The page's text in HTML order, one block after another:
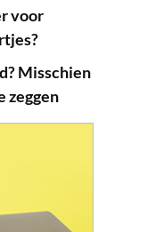
voor
Misschien
zeggen